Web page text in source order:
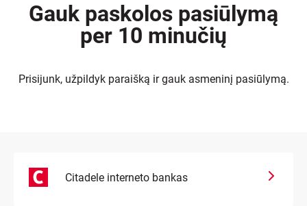
Gauk paskolos pasiūlymą
per 10 minučių
Prisijunk, užpildyk paraišką ir gauk asmeninį pasiūlymą.
Citadele interneto bankas